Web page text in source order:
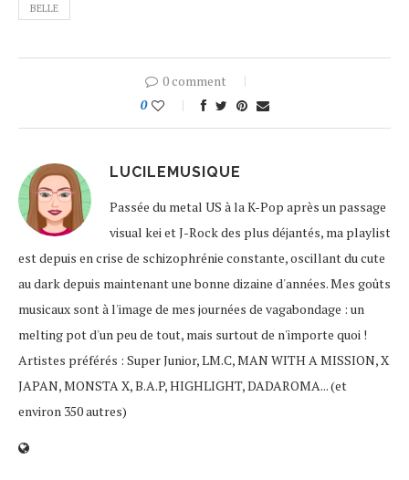
BELLE
0 comment
0
LUCILEMUSIQUE
Passée du metal US à la K-Pop après un passage
visual kei et J-Rock des plus déjantés, ma playlist
est depuis en crise de schizophrénie constante, oscillant du cute
au dark depuis maintenant une bonne dizaine d'années. Mes goûts
musicaux sont à l'image de mes journées de vagabondage : un
melting pot d'un peu de tout, mais surtout de n'importe quoi !
Artistes préférés : Super Junior, LM.C, MAN WITH A MISSION, X
JAPAN, MONSTA X, B.A.P, HIGHLIGHT, DADAROMA... (et
environ 350 autres)